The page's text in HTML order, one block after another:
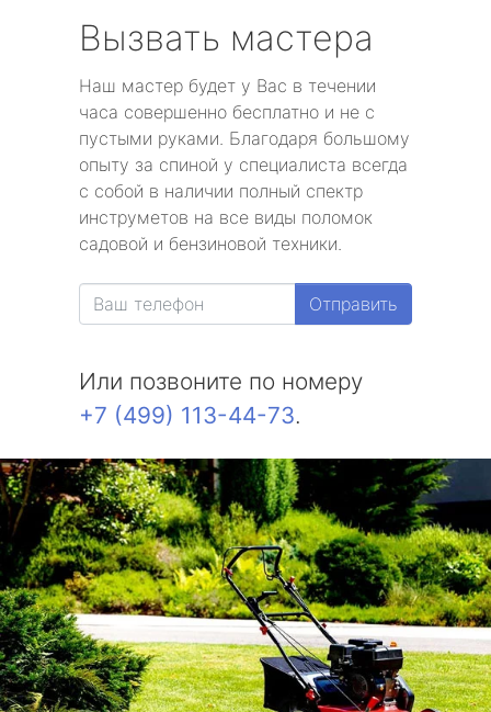
Вызвать мастера
Наш мастер будет у Вас в течении
часа совершенно бесплатно и не с
пустыми руками. Благодаря большому
опыту за спиной у специалиста всегда
с собой в наличии полный спектр
инструметов на все виды поломок
садовой и бензиновой техники.
Отправить
Или позвоните по номеру
+7 (499) 113-44-73.